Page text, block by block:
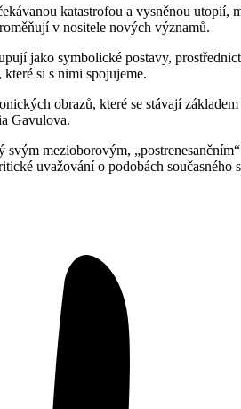
katastrofou a vysněnou utopií,
v nositele nových významů.
jako symbolické postavy,
si s nimi spojujeme.
obrazů, které se stávají
Gavulova.
mezioborovým,
uvažování o podobách současného